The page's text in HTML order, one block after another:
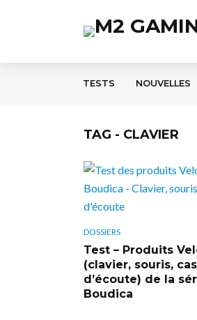
TESTS NOUVELLES
TAG - CLAVIER
DOSSIERS
Test – Produits
(clavier, souris,
d’écoute) de la
Boudica